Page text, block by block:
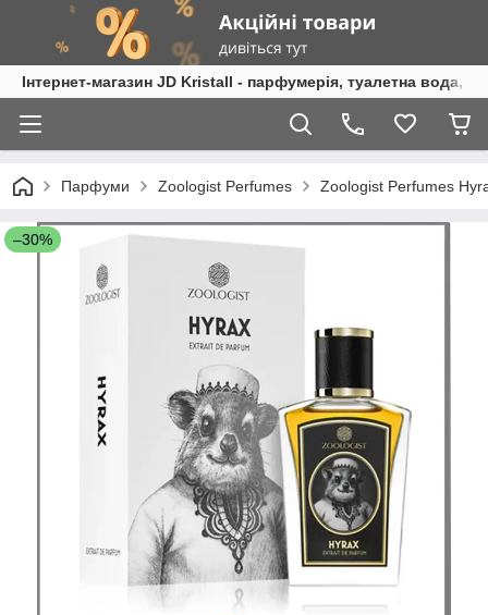
Інтернет-магазин JD Kristall - парфумерія, туалетна вода,
Парфуми Zoologist Perfumes Zoologist Perfumes
–30%